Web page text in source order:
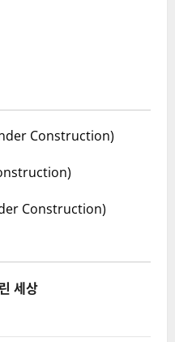
Construction)
Construction)
세상